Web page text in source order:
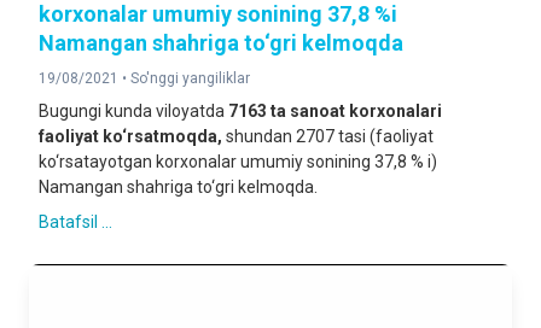
korxonalar umumiy sonining 37,8 %i
Namangan shahriga to‘gri kelmoqda
19/08/2021 • So'nggi yangiliklar
Bugungi kunda viloyatda 7163 ta sanoat korxonalari
faoliyat ko‘rsatmoqda, shundan 2707 tasi (faoliyat
ko‘rsatayotgan korxonalar umumiy sonining 37,8 % i)
Namangan shahriga to‘gri kelmoqda.
Batafsil ...